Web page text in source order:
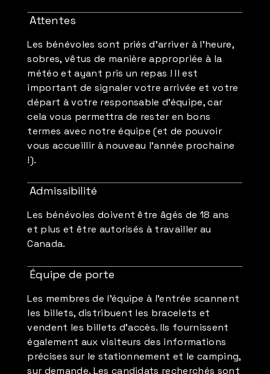
Attentes
Les bénévoles sont priés d'arriver à l'heure,
sobres, vêtus de manière appropriée à la
météo et ayant pris un repas ! Il est
important de signaler votre arrivée et votre
départ à votre responsable d'équipe, car
cela vous permettra de rester en bons
termes avec notre équipe (et de pouvoir
vous accueillir à nouveau l'année prochaine
!).
Admissibilité
Les bénévoles doivent être âgés de 18 ans
et plus et être autorisés à travailler au
Canada.
Équipe de porte
Les membres de l'équipe à l'entrée scannent
les billets, distribuent les bracelets et
vendent les billets d'accès. Ils fournissent
également aux visiteurs des informations
précises sur le stationnement et le camping,
sur demande. Les candidats recherchés sont